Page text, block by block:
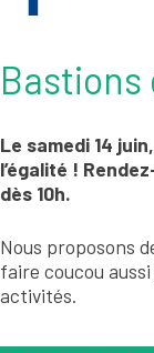
Bastions
Le samedi 14
l’égalité !
dès 10h.
Nous proposons
faire coucou
activités.